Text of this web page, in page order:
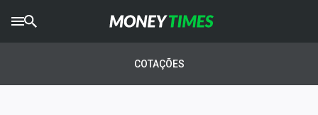
AGROTIMES
COTAÇÕES